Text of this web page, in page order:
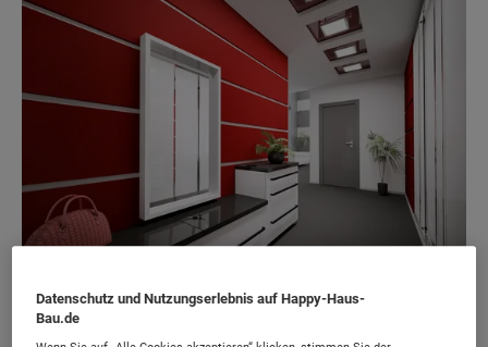
Datenschutz und Nutzungserlebnis auf Happy-Haus-
Bau.de